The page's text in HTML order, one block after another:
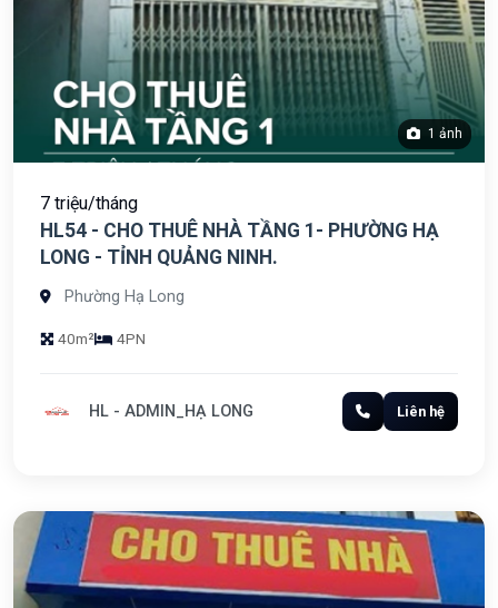
1 ảnh
7 triệu/tháng
HL54 - CHO THUÊ NHÀ TẦNG 1- PHƯỜNG HẠ
LONG - TỈNH QUẢNG NINH.
Phường Hạ Long
40m² 4PN
HL - ADMIN_HẠ LONG Liên hệ